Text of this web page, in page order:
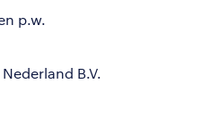
p.w.
B.V.